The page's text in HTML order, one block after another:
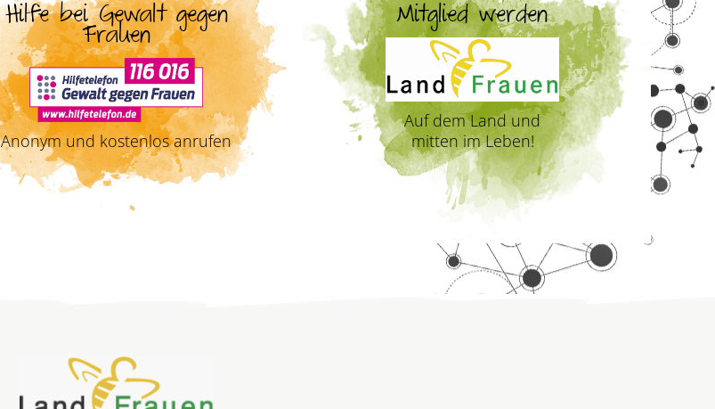
Hilfe bei Gewalt gegen
Frauen
Anonym und kostenlos anrufen
Mitglied werden
Auf dem Land und
mitten im Leben!